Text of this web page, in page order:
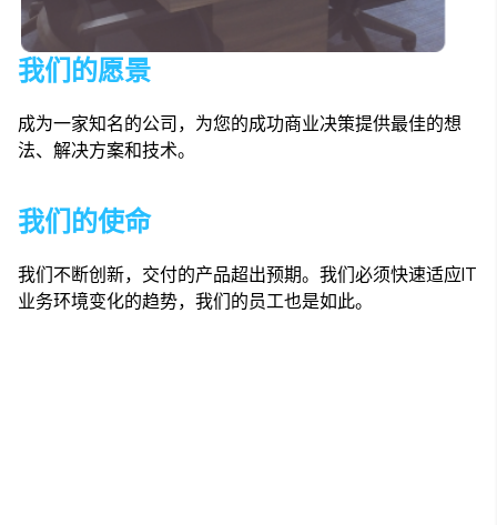
我们的愿景
成为一家知名的公司，为您的成功商业决策提供最佳的想
法、解决方案和技术。
我们的使命
我们不断创新，交付的产品超出预期。我们必须快速适应IT
业务环境变化的趋势，我们的员工也是如此。